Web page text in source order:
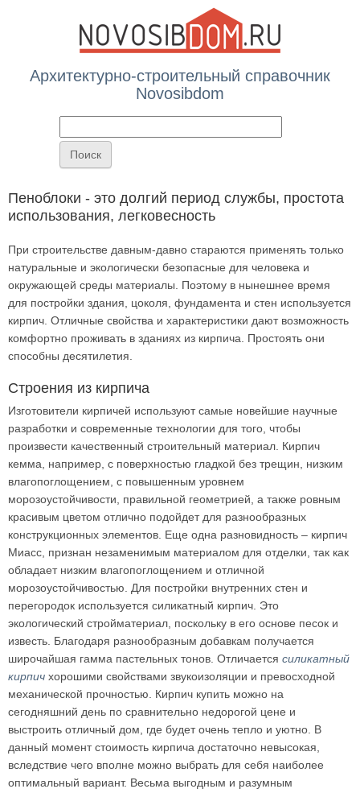
Архитектурно-строительный справочник
Novosibdom
Вы здесь
Пеноблоки - это долгий период службы, простота
использования, легковесность
При строительстве давным-давно стараются применять только
натуральные и экологически безопасные для человека и
окружающей среды материалы. Поэтому в нынешнее время
для постройки здания, цоколя, фундамента и стен используется
кирпич. Отличные свойства и характеристики дают возможность
комфортно проживать в зданиях из кирпича. Простоять они
способны десятилетия.
Строения из кирпича
Изготовители кирпичей используют самые новейшие научные
разработки и современные технологии для того, чтобы
произвести качественный строительный материал. Кирпич
кемма, например, с поверхностью гладкой без трещин, низким
влагопоглощением, с повышенным уровнем
морозоустойчивости, правильной геометрией, а также ровным
красивым цветом отлично подойдет для разнообразных
конструкционных элементов. Еще одна разновидность – кирпич
Миасс, признан незаменимым материалом для отделки, так как
обладает низким влагопоглощением и отличной
морозоустойчивостью. Для постройки внутренних стен и
перегородок используется силикатный кирпич. Это
экологический стройматериал, поскольку в его основе песок и
известь. Благодаря разнообразным добавкам получается
широчайшая гамма пастельных тонов. Отличается силикатный
кирпич хорошими свойствами звукоизоляции и превосходной
механической прочностью. Кирпич купить можно на
сегодняшний день по сравнительно недорогой цене и
выстроить отличный дом, где будет очень тепло и уютно. В
данный момент стоимость кирпича достаточно невысокая,
вследствие чего вполне можно выбрать для себя наиболее
оптимальный вариант. Весьма выгодным и разумным